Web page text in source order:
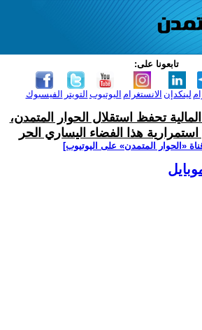
تابعونا على:
الفيسبوك التويتر اليوتيوب الانستغرام لينكدإن
تحفظ استقلال الحوار المتمدن،
هذا الفضاء اليساري الحر
‫«الحوار المتمدن» على اليوتيوب]